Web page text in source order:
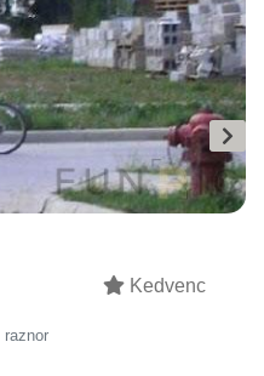
Kedvenc
raznor